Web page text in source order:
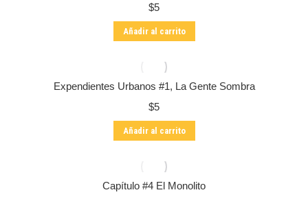
$5
Añadir al carrito
Expendientes Urbanos #1, La Gente Sombra
$5
Añadir al carrito
Capítulo #4 El Monolito